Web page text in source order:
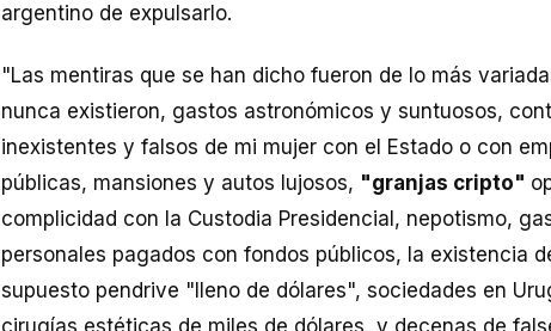
argentino de expulsarlo.
"Las mentiras que se han dicho fueron de lo más
nunca existieron, gastos astronómicos y suntuosos,
inexistentes y falsos de mi mujer con el Estado o con
públicas, mansiones y autos lujosos, "granjas cripto"
complicidad con la Custodia Presidencial, nepotismo,
personales pagados con fondos públicos, la existencia
supuesto pendrive "lleno de dólares", sociedades en